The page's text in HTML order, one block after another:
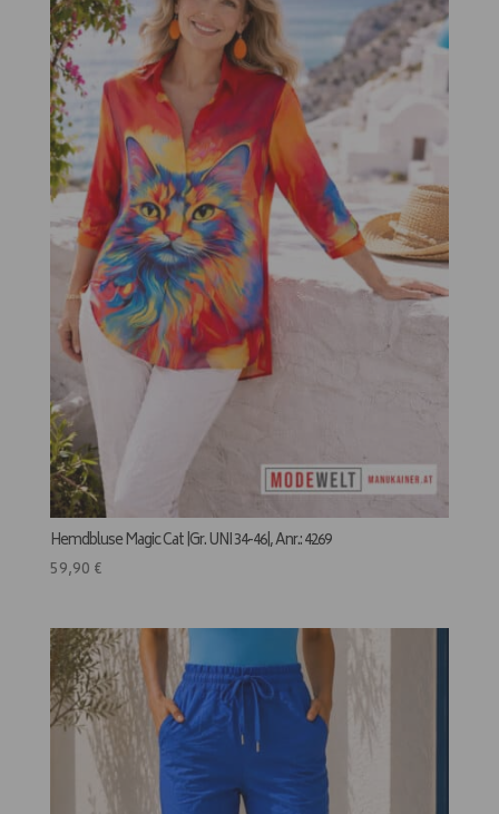
Hemdbluse Magic Cat |Gr. UNI 34-46|, Anr.: 4269
59,90 €